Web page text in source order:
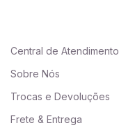
Central de Atendimento
Sobre Nós
Trocas e Devoluções
Frete & Entrega